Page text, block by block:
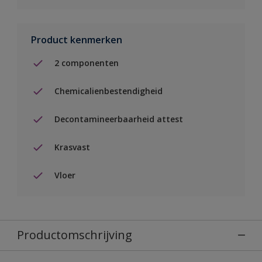
Product kenmerken
2 componenten
Chemicalienbestendigheid
Decontamineerbaarheid attest
Krasvast
Vloer
Productomschrijving